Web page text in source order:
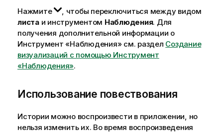
Нажмите
, чтобы переключиться между видом
листа и инструментом Наблюдения. Для
получения дополнительной информации о
Инструмент «Наблюдения» см. раздел Создание
визуализаций с помощью Инструмент
«Наблюдения».
Использование повествования
Истории можно воспроизвести в приложении, но
нельзя изменить их. Во время воспроизведения